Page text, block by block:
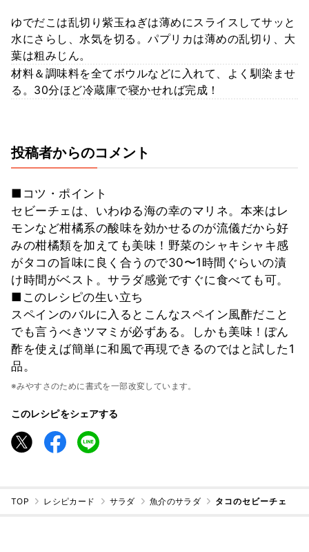
ゆでだこは乱切り紫玉ねぎは薄めにスライスしてサッと
水にさらし、水気を切る。パプリカは薄めの乱切り、大
葉は粗みじん。
材料＆調味料を全てボウルなどに入れて、よく馴染ませ
る。30分ほど冷蔵庫で寝かせれば完成！
投稿者からのコメント
■コツ・ポイント
セビーチェは、いわゆる海の幸のマリネ。本来はレ
モンなど柑橘系の酸味を効かせるのが流儀だから好
みの柑橘類を加えても美味！野菜のシャキシャキ感
がタコの旨味に良く合うので30〜1時間ぐらいの漬
け時間がベスト。サラダ感覚ですぐに食べても可。
■このレシピの生い立ち
スペインのバルに入るとこんなスペイン風酢だこと
でも言うべきツマミが必ずある。しかも美味！ぽん
酢を使えば簡単に和風で再現できるのではと試した1
品。
※みやすさのために書式を一部改変しています。
このレシピをシェアする
TOP レシピカード サラダ 魚介のサラダ タコのセビーチェ